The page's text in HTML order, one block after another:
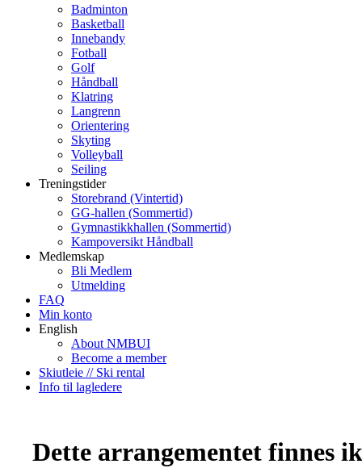
Badminton
Basketball
Innebandy
Fotball
Golf
Håndball
Klatring
Langrenn
Orientering
Skyting
Volleyball
Seiling
Treningstider
Storebrand (Vintertid)
GG-hallen (Sommertid)
Gymnastikkhallen (Sommertid)
Kampoversikt Håndball
Medlemskap
Bli Medlem
Utmelding
FAQ
Min konto
English
About NMBUI
Become a member
Skiutleie // Ski rental
Info til lagledere
Dette arrangementet finnes